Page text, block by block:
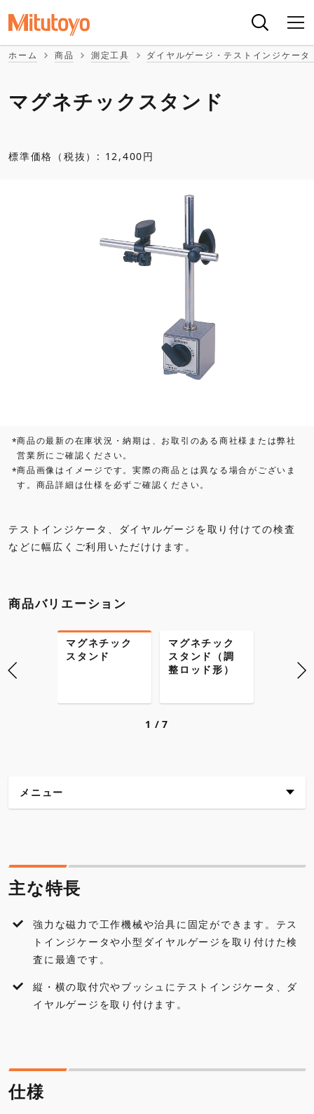
ホーム 商品 測定工具 ダイヤルゲージ・テストインジケー
マグネチックスタンド
標準価格（税抜）: 12,400円
*商品の最新の在庫状況・納期は、お取引のある商社様または弊社
営業所にご確認ください。
*商品画像はイメージです。実際の商品とは異なる場合がございま
す。商品詳細は仕様を必ずご確認ください。
テストインジケータ、ダイヤルゲージを取り付けての検査
などに幅広くご利用いただけけます。
商品バリエーション
マグネチック
スタンド
マグネチック
スタンド（調
整ロッド形）
レキシ
1 7
メニュー
仕様
外観寸法図
各種ダウンロード
主な特長
強力な磁力で工作機械や治具に固定ができます。テス
トインジケータや小型ダイヤルゲージを取り付けた検
査に最適です。
縦・横の取付穴やブッシュにテストインジケータ、ダ
イヤルゲージを取り付けます。
仕様